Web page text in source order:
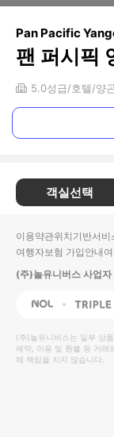
Pan Pacific
팬 퍼시픽
5.0성급 호텔 양
객실선택
이용약관위치기반서비
여행자보험 가입안내
(주)놀유니버스 사업자
NOL Triple
(주)놀유니버스는 일부 상
예약, 이용 및 환불 등 거래
체 책임을 지지 않습니다.